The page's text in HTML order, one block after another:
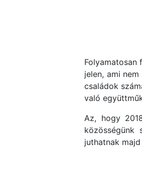
jelen, ami
családok
való
Az, hogy
közösségünk
juthatnak